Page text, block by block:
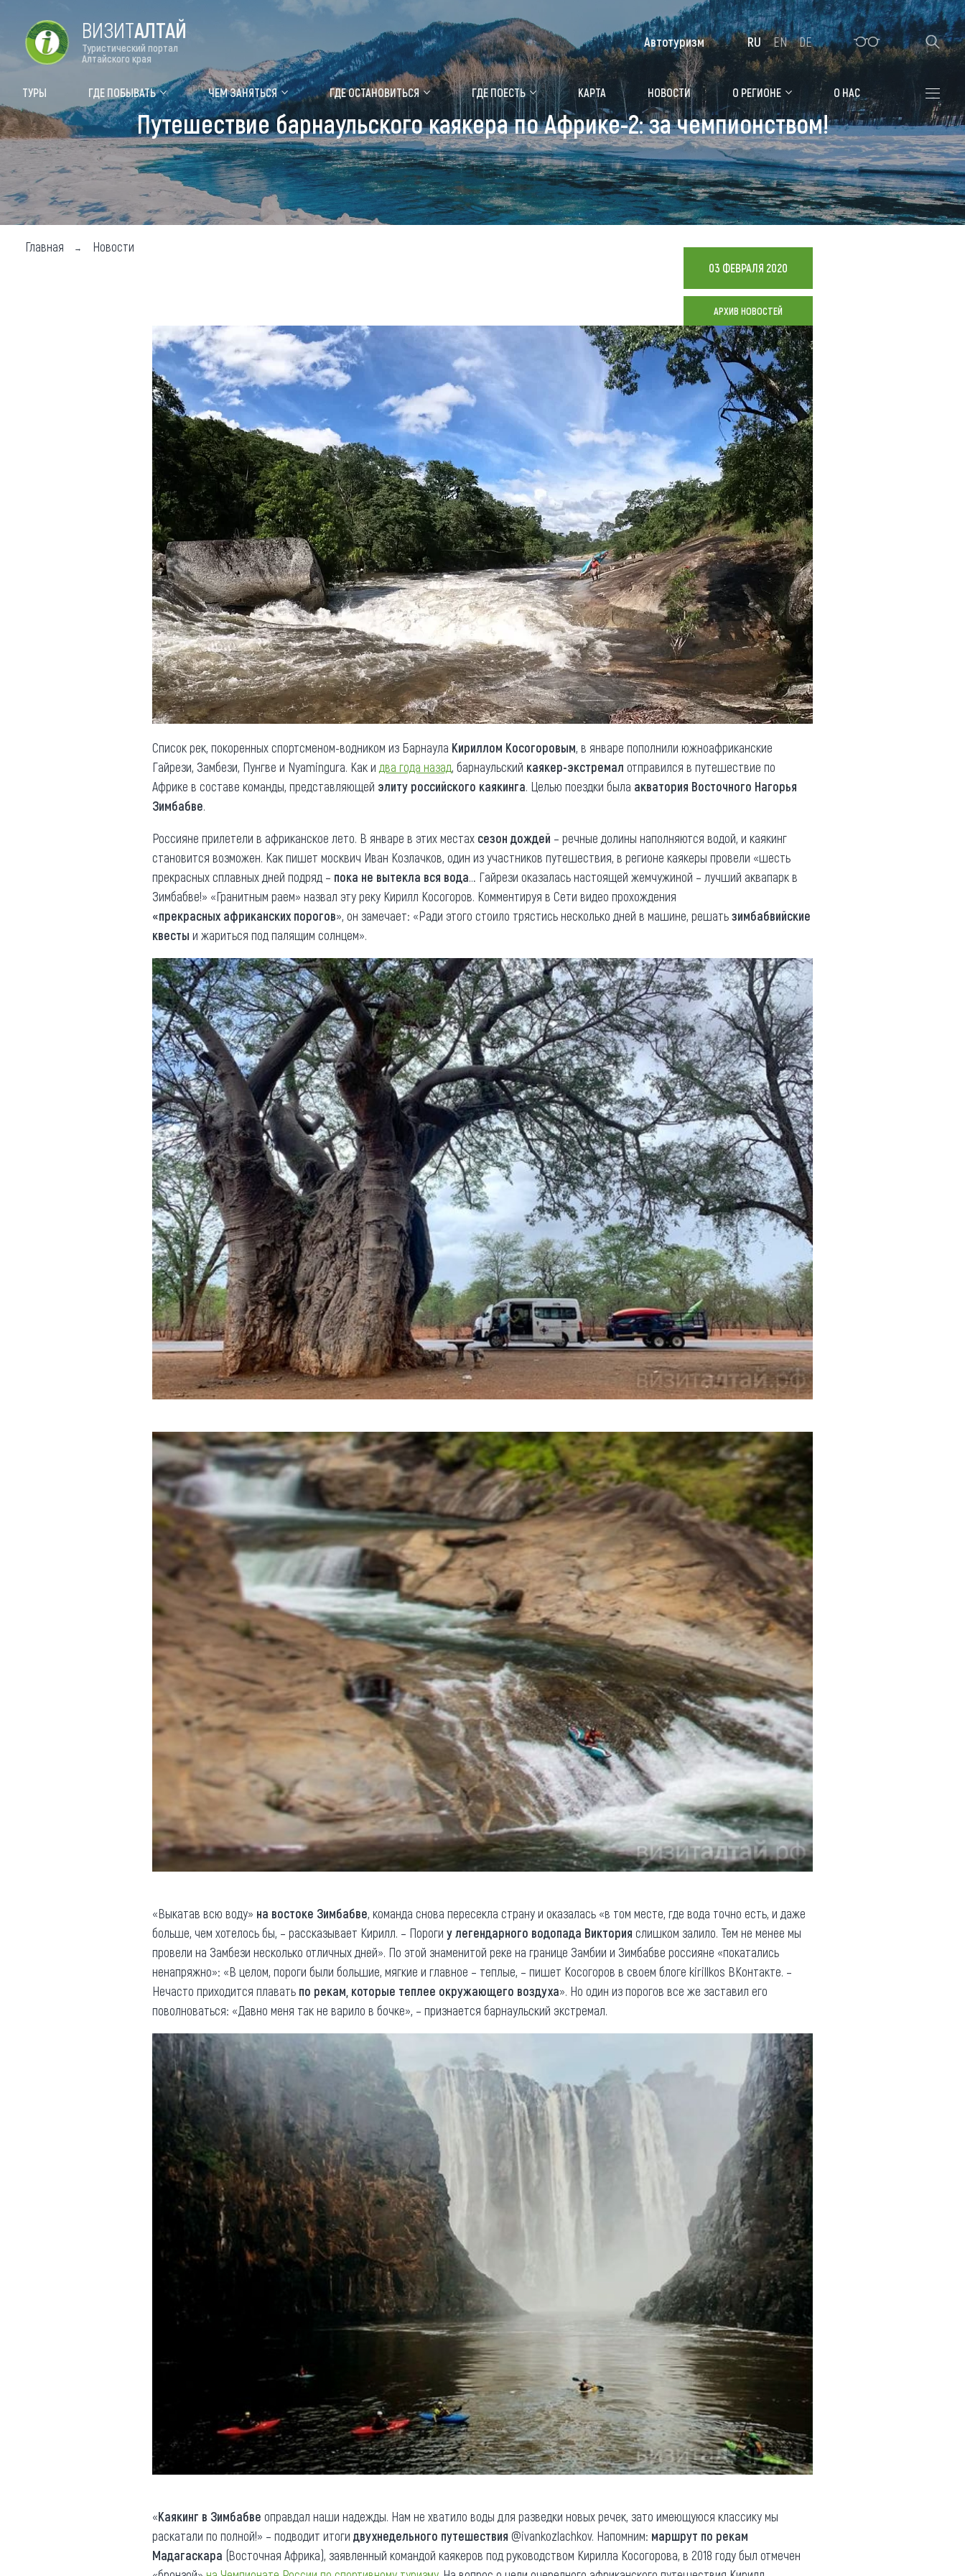
Цветение маральника Медицинский форум Алтайская зимовка
Туры Где побывать
Объекты природы
Объекты истории и культуры
Объекты развлечений
Чем заняться
Календарь событий
Аудиогид
Мой маршрут
Где остановиться
Санатории
Гостиницы, отели
Коттеджи, базы
Сельские усадьбы
Мотели, придорожные отели
Придорожные кафе
Карта
Новости
Что привезти (сувениры)
Общая информация
Люди, прославившие Алтай
Карты и буклеты
Коллекция впечатлений
Блог путешественника
Видеогалерея
Фотогалерея
Другие рубрики
Реестр туроператоров
Реестр туристических
агентств Алтайского края
Обращения граждан
Противодействие коррупции
ВИЗИТАЛТАЙ
Туристический портал
Алтайского края
ТУРЫ ГДЕ ПОБЫВАТЬ ЧЕМ ЗАНЯТЬСЯ ГДЕ ОСТАНОВИТЬСЯ ГДЕ ПОЕСТЬ КАРТА НОВОСТИ О РЕГИОНЕ О НАС
Автотуризм RU EN DE
Путешествие барнаульского каякера по Африке-2: за чемпионством!
Главная Новости
03 ФЕВРАЛЯ 2020
АРХИВ НОВОСТЕЙ
Список рек, покоренных спортсменом-водником из Барнаула Кириллом Косогоровым, в январе пополнили южноафриканские
Гайрези, Замбези, Пунгве и Nyamingura. Как и два года назад, барнаульский каякер-экстремал отправился в путешествие по
Африке в составе команды, представляющей элиту российского каякинга. Целью поездки была акватория Восточного Нагорья
Зимбабве.
Россияне прилетели в африканское лето. В январе в этих местах сезон дождей – речные долины наполняются водой, и каякинг
становится возможен. Как пишет москвич Иван Козлачков, один из участников путешествия, в регионе каякеры провели «шесть
прекрасных сплавных дней подряд – пока не вытекла вся вода… Гайрези оказалась настоящей жемчужиной – лучший аквапарк в
Зимбабве!» «Гранитным раем» назвал эту реку Кирилл Косогоров. Комментируя в Сети видео прохождения
«прекрасных африканских порогов», он замечает: «Ради этого стоило трястись несколько дней в машине, решатьзимбабвийские
квесты и жариться под палящим солнцем».
«Выкатав всю воду» на востоке Зимбабве, команда снова пересекла страну и оказалась «в том месте, где вода точно есть, и даже
больше, чем хотелось бы, – рассказывает Кирилл. – Пороги у легендарного водопада Виктория слишком залило. Тем не менее мы
провели на Замбези несколько отличных дней». По этой знаменитой реке на границе Замбии и Зимбабве россияне «покатались
ненапряжно»: «В целом, пороги были большие, мягкие и главное – теплые, – пишет Косогоров в своем блоге kirillkos ВКонтакте. –
Нечасто приходится плавать по рекам, которые теплее окружающего воздуха». Но один из порогов все же заставил его
поволноваться: «Давно меня так не варило в бочке», – признается барнаульский экстремал.
«Каякинг в Зимбабве оправдал наши надежды. Нам не хватило воды для разведки новых речек, зато имеющуюся классику мы
раскатали по полной!» – подводит итоги двухнедельного путешествия @ivankozlachkov. Напомним: маршрут по рекам
Мадагаскара (Восточная Африка), заявленный командой каякеров под руководством Кирилла Косогорова, в 2018 году был отмечен